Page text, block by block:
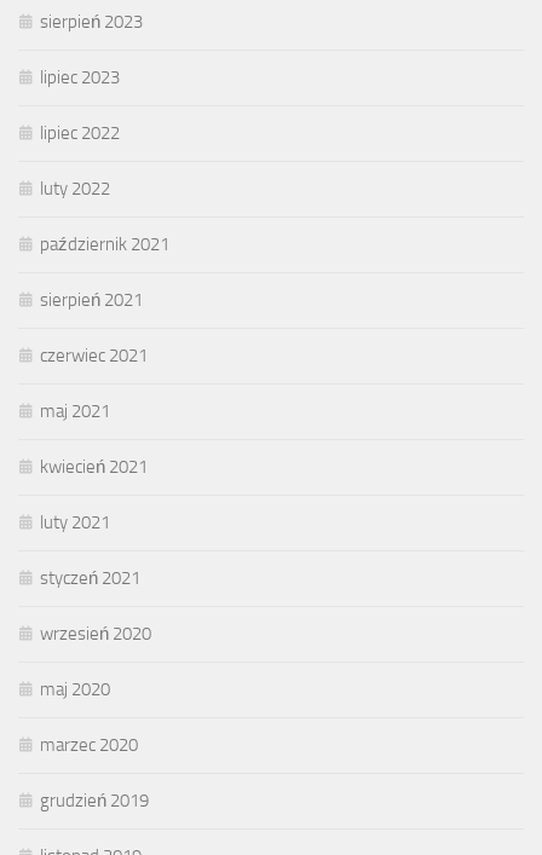
sierpień 2023
lipiec 2023
lipiec 2022
luty 2022
październik 2021
sierpień 2021
czerwiec 2021
maj 2021
kwiecień 2021
luty 2021
styczeń 2021
wrzesień 2020
maj 2020
marzec 2020
grudzień 2019